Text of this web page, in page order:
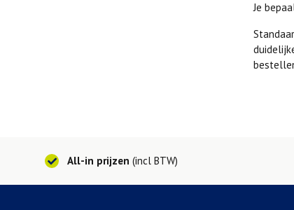
Je
All-in prijzen (incl BTW)